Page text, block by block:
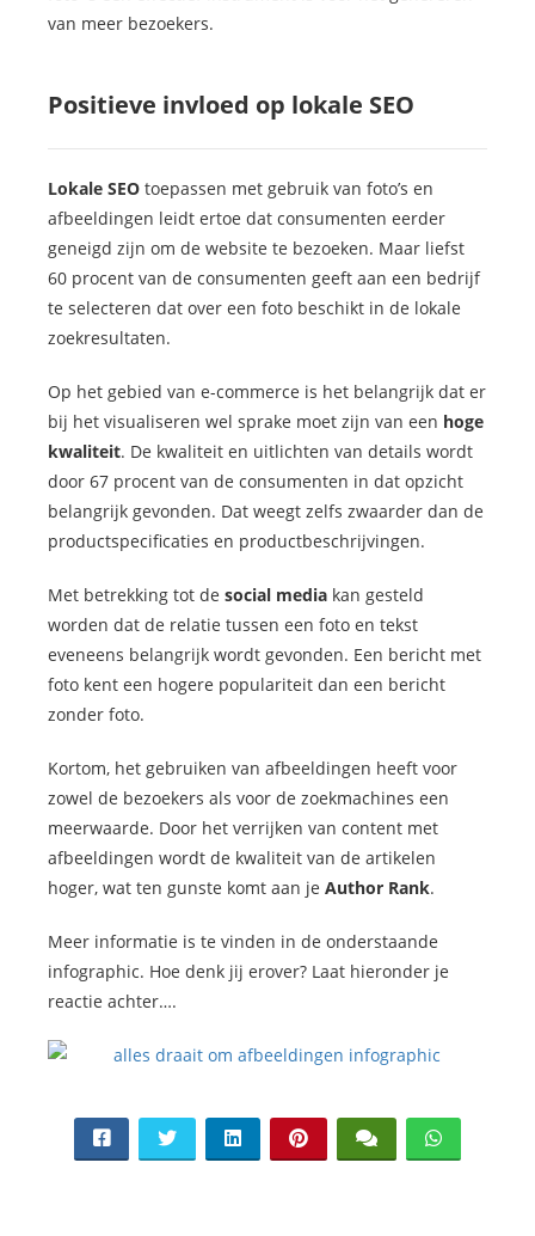
van meer bezoekers.
Positieve invloed op lokale SEO
Lokale SEO toepassen met gebruik van foto’s en
afbeeldingen leidt ertoe dat consumenten eerder
geneigd zijn om de website te bezoeken. Maar liefst
60 procent van de consumenten geeft aan een bedrijf
te selecteren dat over een foto beschikt in de lokale
zoekresultaten.
Op het gebied van e-commerce is het belangrijk dat er
bij het visualiseren wel sprake moet zijn van een hoge
kwaliteit. De kwaliteit en uitlichten van details wordt
door 67 procent van de consumenten in dat opzicht
belangrijk gevonden. Dat weegt zelfs zwaarder dan de
productspecificaties en productbeschrijvingen.
Met betrekking tot de social media kan gesteld
worden dat de relatie tussen een foto en tekst
eveneens belangrijk wordt gevonden. Een bericht met
foto kent een hogere populariteit dan een bericht
zonder foto.
Kortom, het gebruiken van afbeeldingen heeft voor
zowel de bezoekers als voor de zoekmachines een
meerwaarde. Door het verrijken van content met
afbeeldingen wordt de kwaliteit van de artikelen
hoger, wat ten gunste komt aan je Author Rank.
Meer informatie is te vinden in de onderstaande
infographic. Hoe denk jij erover? Laat hieronder je
reactie achter….